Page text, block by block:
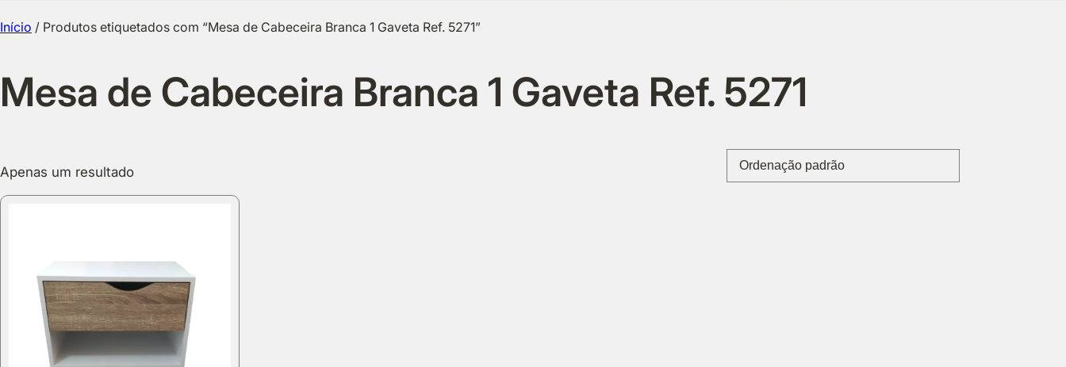
Início / Produtos etiquetados com “Mesa de Cabeceira Branca 1 Gaveta Ref. 5271”
Mesa de Cabeceira Branca 1 Gaveta Ref. 5271
Apenas um resultado